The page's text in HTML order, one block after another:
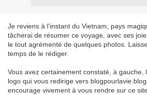
Je reviens à l'instant du Vietnam, pays
tâcherai de résumer ce voyage, avec ses
le tout agrémenté de quelques photos.
temps de le rédiger.
Vous avez certainement constaté, à gauche,
logo qui vous redirige vers
encourage vivement à vous rendre sur ce